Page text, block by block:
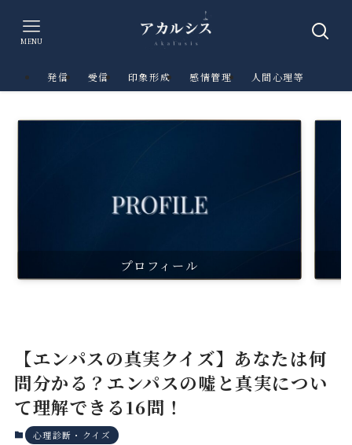
MENU
発信 受信 印象形成 感情管理 人間心理等
プロフィール
【エンパスの真実クイズ】あなたは何
問分かる？エンパスの嘘と真実につい
て理解できる16問！
心理診断・クイズ